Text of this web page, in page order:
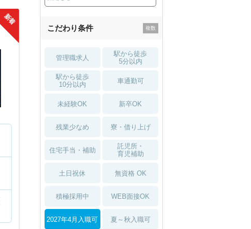
こだわり条件
管理職求人
駅から徒歩
5分以内
駅から徒歩
10分以内
車通勤可
未経験OK 新卒OK
残業少なめ 寮・借り上げ
住宅手当・補助
託児所・
育児補助
土日祝休 無資格 OK
積極採用中 WEB面接OK
2027年4月入職可 夏～秋入職可